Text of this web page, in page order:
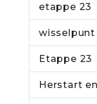
etappe 23
wisselpunt
Etappe 23
Herstart